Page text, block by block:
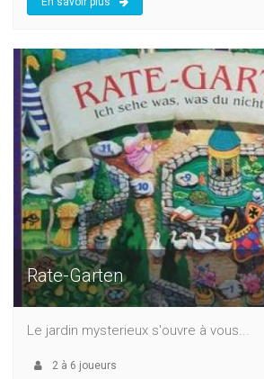
Rate-Garten
Le jardin mysterieux s'ouvre à vous...
2 à 6 joueurs